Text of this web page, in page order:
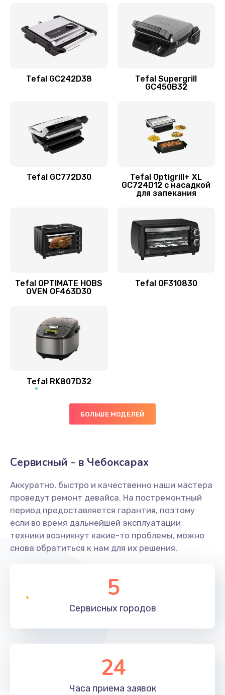
Tefal GC242D38
Tefal Supergrill
GC450B32
Tefal GC772D30
Tefal Optigrill+ XL
GC724D12 с насадкой
для запекания
Tefal OPTIMATE HOBS
OVEN OF463D30
Tefal OF310830
Tefal RK807D32
БОЛЬШЕ МОДЕЛЕЙ
Сервисный - в Чебоксарах
Аккуратно, быстро и качественно наши мастера
проведут ремонт девайса. На постремонтный
период предоставляется гарантия, поэтому
если во время дальнейшей эксплуатации
техники возникнут какие-то проблемы, можно
снова обратиться к нам для их решения.
5
Сервисных городов
24
Часа приема заявок